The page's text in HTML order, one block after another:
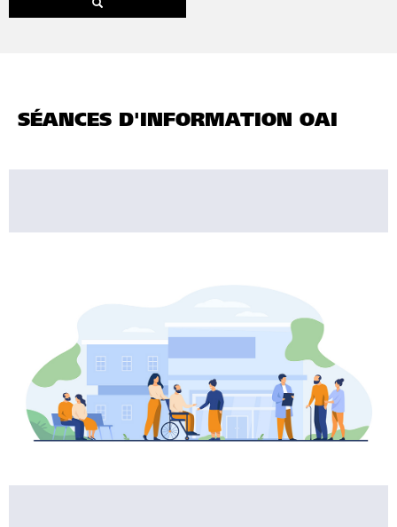
SÉANCES D'INFORMATION OAI